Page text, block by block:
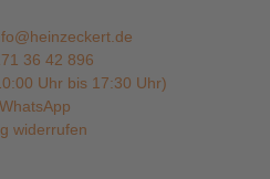
36 42 896
Uhr bis 17:30 Uhr)
WhatsApp
widerrufen